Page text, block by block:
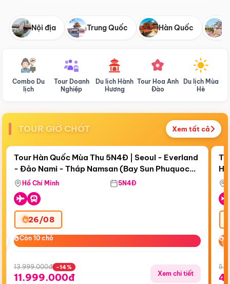
Nội địa Trung Quốc Hàn Quốc
Combo Du
lịch
Tour Doanh
Nghiệp
Du lịch Hành
Hương
Tour Hoa Anh
Đào
Du lịch Mùa
Hè
TOUR GIỜ CHÓT Xem tất cả
Còn18 ngày 13:14:48
Bay Sun Phuquoc Airways
Điểm nổi bật
Tour Hàn Quốc Mùa Thu 5N4Đ | Seoul - Everland
- Đảo Nami - Tháp Namsan (Bay Sun Phuquoc
Airways)
Hồ Chí Minh 5N4Đ
26/08
Còn 10 chỗ
Còn 10 chỗ
13.999.000đ -14%
11.999.000đ Xem chi tiết